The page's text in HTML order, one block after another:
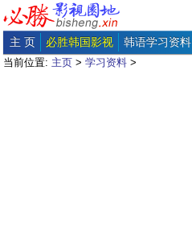
主 页 必胜韩国影视 韩语学习资料
当前位置: 主页 >学习资料 >